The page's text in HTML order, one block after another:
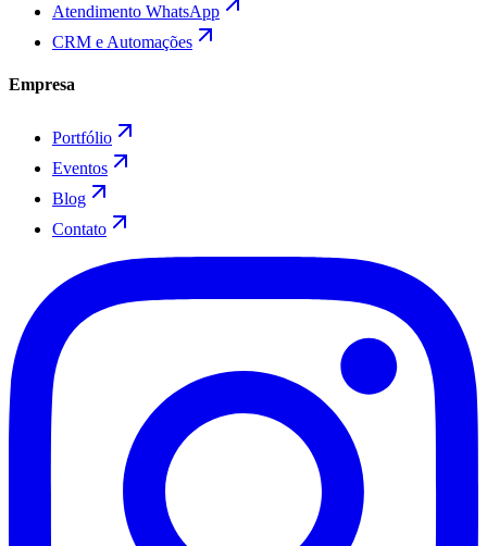
Atendimento WhatsApp
CRM e Automações
Empresa
Portfólio
Eventos
Blog
Contato